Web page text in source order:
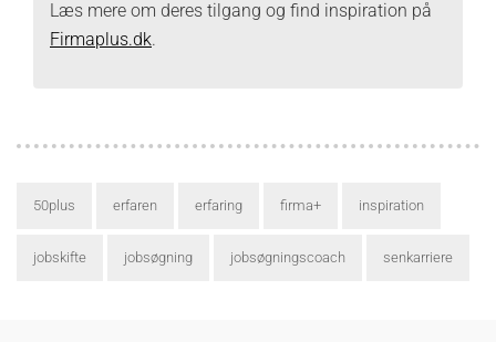
Læs mere om deres tilgang og find inspiration på
Firmaplus.dk.
50plus erfaren erfaring firma+ inspiration
jobskifte jobsøgning jobsøgningscoach senkarriere